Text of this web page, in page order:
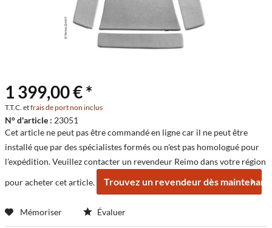
1 399,00 € *
T.T.C. etfrais de port non inclus
N° d'article : 23051
Cet article ne peut pas être commandé en ligne car il ne peut être
installé que par des spécialistes formés ou n'est pas homologué pour
l'expédition. Veuillez contacter un revendeur Reimo dans votre région
pour acheter cet article.
Trouvez un revendeur dès maintenant
Mémoriser Évaluer